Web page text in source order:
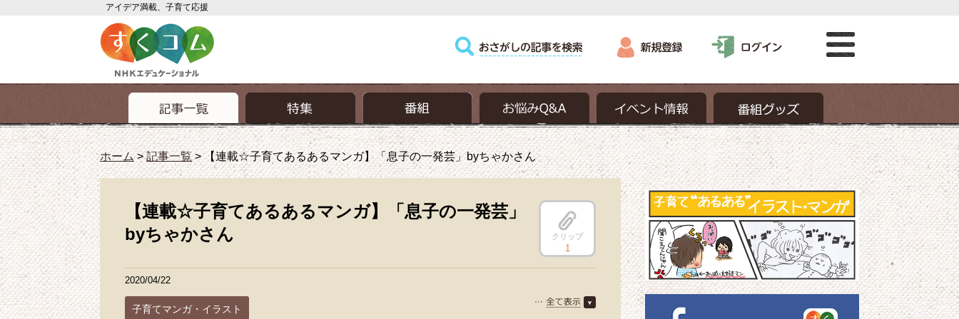
アイデア満載、子育て応援
ホーム>記事一覧>【連載☆子育てあるあるマンガ】「息子の一発芸」byちゃかさん
【連載☆子育てあるあるマンガ】「息子の一発芸」
byちゃかさん
クリップ
1
2020/04/22
子育てマンガ・イラスト